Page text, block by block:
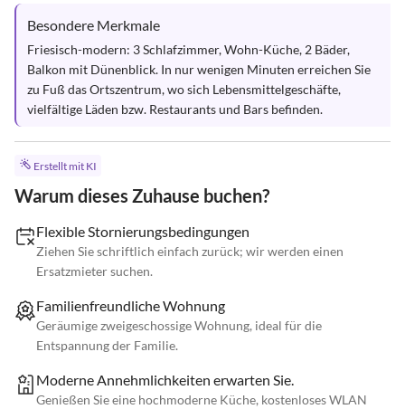
Besondere Merkmale
Friesisch-modern: 3 Schlafzimmer, Wohn-Küche, 2 Bäder,
Balkon mit Dünenblick. In nur wenigen Minuten erreichen Sie
zu Fuß das Ortszentrum, wo sich Lebensmittelgeschäfte,
vielfältige Läden bzw. Restaurants und Bars befinden.
Erstellt mit KI
Warum dieses Zuhause buchen?
Flexible Stornierungsbedingungen
Ziehen Sie schriftlich einfach zurück; wir werden einen
Ersatzmieter suchen.
Familienfreundliche Wohnung
Geräumige zweigeschossige Wohnung, ideal für die
Entspannung der Familie.
Moderne Annehmlichkeiten erwarten Sie.
Genießen Sie eine hochmoderne Küche, kostenloses WLAN